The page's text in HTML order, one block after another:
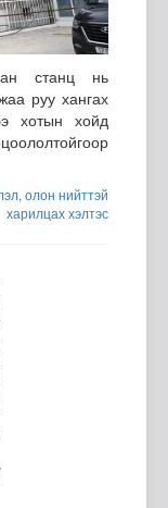
станц нь
руу хангах
хотын хойд
олон нийттэй
харилцах хэлтэс